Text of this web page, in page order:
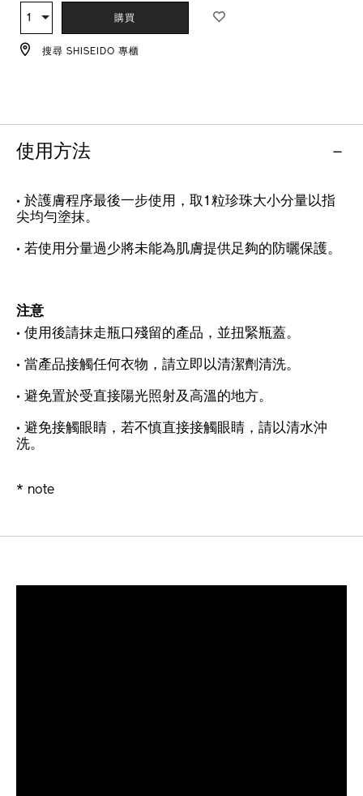
TO
CART
OPTIONS
ACTIONS
數
量
1 購買
搜尋 SHISEIDO 專櫃
使用方法
• 於護膚程序最後一步使用，取1粒珍珠大小分量以指
尖均勻塗抹。
• 若使用分量過少將未能為肌膚提供足夠的防曬保護。
注意
• 使用後請抹走瓶口殘留的產品，並扭緊瓶蓋。
• 當產品接觸任何衣物，請立即以清潔劑清洗。
• 避免置於受直接陽光照射及高溫的地方。
• 避免接觸眼睛，若不慎直接接觸眼睛，請以清水沖
洗。
* note